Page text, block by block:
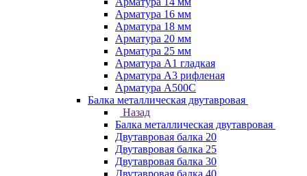
Арматура 16 мм
Арматура 18 мм
Арматура 20 мм
Арматура 25 мм
Арматура А1 гладкая
Арматура А3 рифленая
Арматура А500С
Балка металлическая двутавровая
Назад
Балка металлическая двутавровая
Двутавровая балка 20
Двутавровая балка 25
Двутавровая балка 30
Двутавровая балка 40